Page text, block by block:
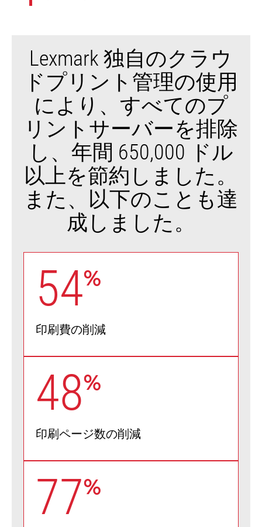
Lexmark 独自のクラウ
ドプリント管理の使用
により、すべてのプ
リントサーバーを排除
し、年間 650,000 ドル
以上を節約しました。
また、以下のことも達
成しました。
%
54
印刷費の削減
%
48
印刷ページ数の削減
%
77